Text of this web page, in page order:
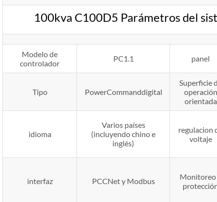
100kva C100D5 Parámetros del
Modelo de
controlador
PC1.1 panel
Tipo PowerCommanddigital
Superficie
operación
orientada
idioma
Varios países
(incluyendo chino e
inglés)
regulacion
voltaje
interfaz PCCNet y Modbus
Monitoreo